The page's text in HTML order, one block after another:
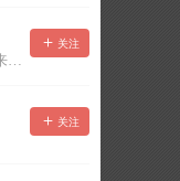
CSOL大灾变欢迎你的到来。QQ群：967780922
关注
关注